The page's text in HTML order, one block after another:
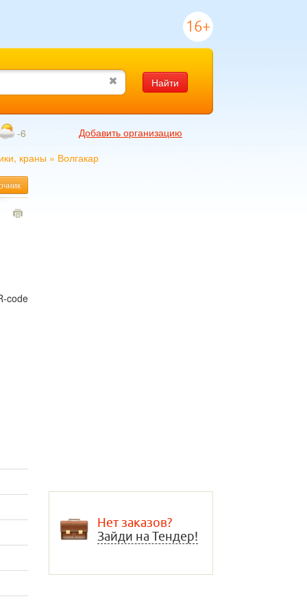
16+
Найти
-6
Добавить организацию
краны » Волгакар
Нет заказов?
Зайди на Тендер!